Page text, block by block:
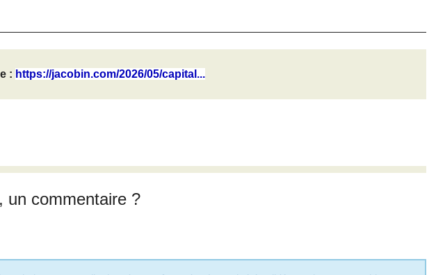
: https://jacobin.com/2026/05/capital...
un commentaire ?